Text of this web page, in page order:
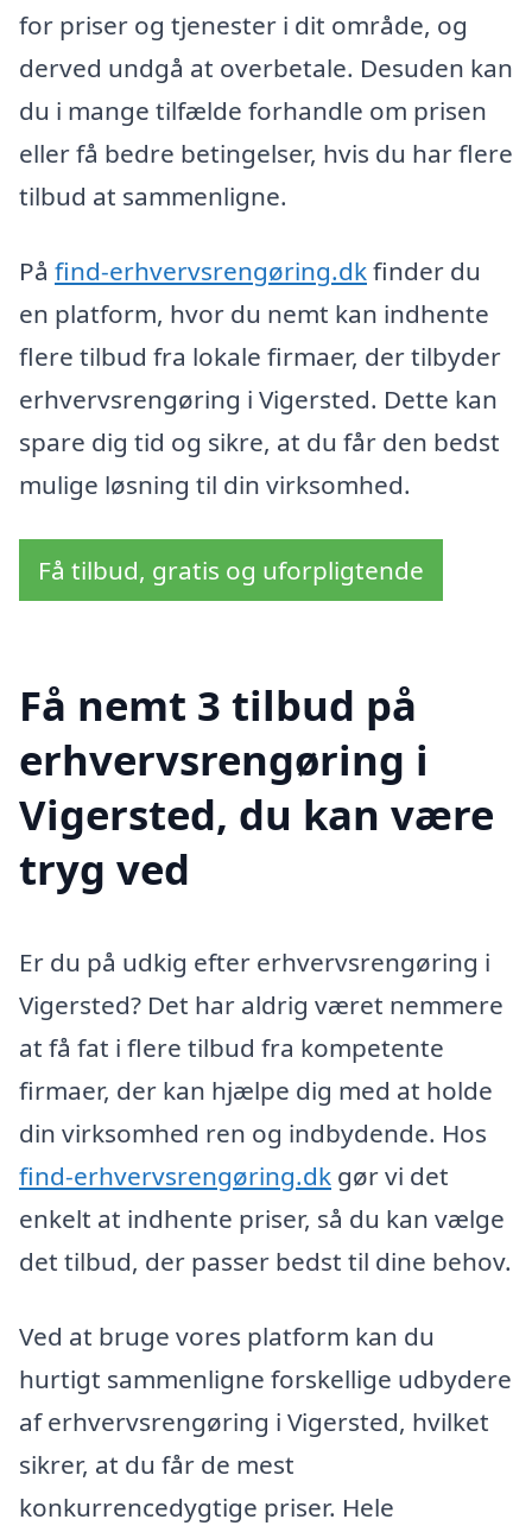
for priser og tjenester i dit område, og
derved undgå at overbetale. Desuden kan
du i mange tilfælde forhandle om prisen
eller få bedre betingelser, hvis du har flere
tilbud at sammenligne.
På find-erhvervsrengøring.dkfinder du
en platform, hvor du nemt kan indhente
flere tilbud fra lokale firmaer, der tilbyder
erhvervsrengøring i Vigersted. Dette kan
spare dig tid og sikre, at du får den bedst
mulige løsning til din virksomhed.
Få tilbud, gratis og uforpligtende
Få nemt 3 tilbud på
erhvervsrengøring i
Vigersted, du kan være
tryg ved
Er du på udkig efter erhvervsrengøring i
Vigersted? Det har aldrig været nemmere
at få fat i flere tilbud fra kompetente
firmaer, der kan hjælpe dig med at holde
din virksomhed ren og indbydende. Hos
find-erhvervsrengøring.dk gør vi det
enkelt at indhente priser, så du kan vælge
det tilbud, der passer bedst til dine behov.
Ved at bruge vores platform kan du
hurtigt sammenligne forskellige udbydere
af erhvervsrengøring i Vigersted, hvilket
sikrer, at du får de mest
konkurrencedygtige priser. Hele